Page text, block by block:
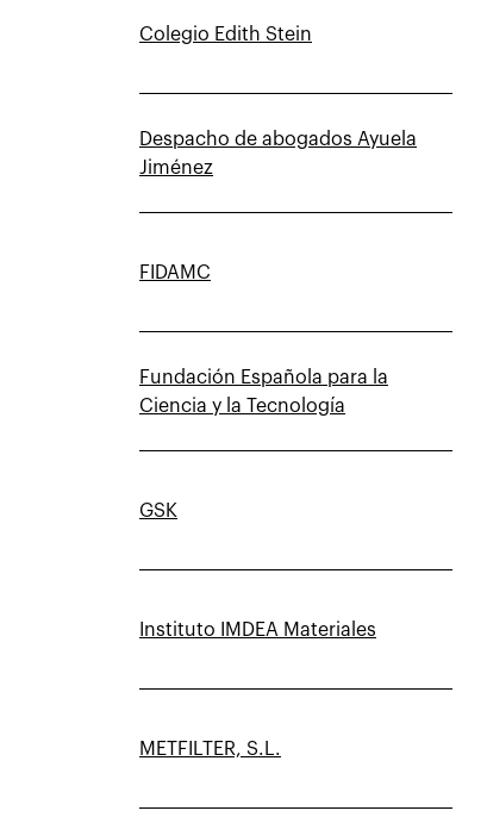
Colegio Edith Stein
Despacho de abogados Ayuela
Jiménez
FIDAMC
Fundación Española para la
Ciencia y la Tecnología
GSK
Instituto IMDEA Materiales
METFILTER, S.L.